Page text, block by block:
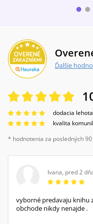
Ďalšie
dodacia lehota
kvalita
* hodnotenia za posledných
Ivana, pred 2
vyborné predavaju knihu
obchode nikdy nenajde .